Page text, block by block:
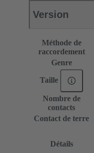
Version
Méthode de
raccordement
Genre
Taille
Nombre de
contacts
Contact de terre
Détails